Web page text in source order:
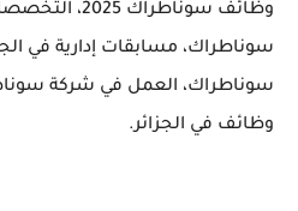
وظائف سوناطراك
سوناطراك، مسابقات إدارية في
سوناطراك، العمل في شركة
وظائف في الجزائر.